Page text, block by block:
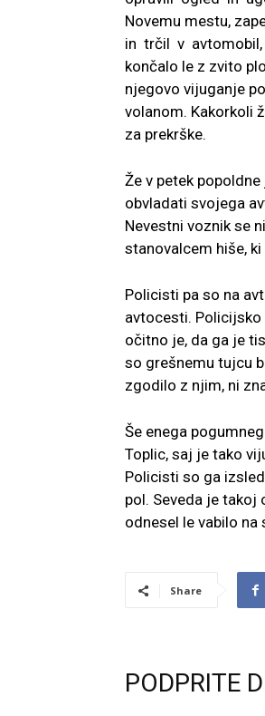
Novemu mestu,
in trčil v avtomobil,
končalo le z zvito
njegovo vijuganje
volanom. Kakorkoli
za prekrške.
Že v petek
obvladati svojega
Nevestni voznik se
stanovalcem hiše,
Policisti pa so na
avtocesti. Policijsko
očitno je, da ga je
so grešnemu tujcu
zgodilo z njim, ni
Še enega
Toplic, saj je tako
Policisti so ga
pol. Seveda je takoj
odnesel le vabilo
Share
PODPRITE